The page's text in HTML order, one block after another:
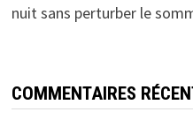
nuit sans perturber le
COMMENTAIRES